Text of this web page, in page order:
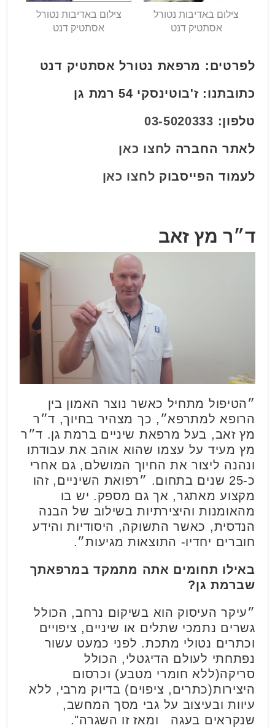
צילום באדיבות נטורל
אסתטיק דנט
צילום באדיבות נטורל
אסתטיק דנט
לפרטים: מרפאת נטורל אסתטיק דנט
כתובתנו: ז'בוטינסקי 54 רמת גן
טלפון: 03-5020333
לאתר החברה לחצו כאן
לעמוד הפייסבוק לחצו כאן
ד״ר מץ זאב
״הטיפול מתחיל כאשר נוצר האמון בין
הרופא למתרפא״, כך מצהיר בחיוך, ד״ר
מץ זאב, בעל מרפאת שיניים ברמת גן. ד״ר
מץ מעיד על עצמו שהוא אוהב את עבודתו
ונהנה ליצור את החיוך המושלם, גם אחרי
כ-25 שנים בתחום. ״רפואת השיניים, זהו
מקצוע מאתגר, אך גם מספק. יש בו
מהאומנות והיצירתיות בשילוב של הבנה
הנדסית, כאשר התשוקה, היסודיות והידע
חוברים יחדיו- התוצאות מגיעות״.
באילו תחומים אתה מתמקד במרפאתך
שברמת גן?
״עיקר העיסוק הוא בשיקום נרחב, הכולל
גשרים נתמכי שתלים או שיניים, ציפויים
וכתרים נטולי מתכת. לפני כמעט עשור
נפתחתי לעולם הדיגטלי, הכולל
סריקה(ללא חומרי מטבע) וכרסום
היצירות(כתרים, ציפוים) בדיוק מרבי, ללא
עיוות ובעיצוב על גבי מסך המחשב,
שנקראים בעגה ומאז זו השגרה".